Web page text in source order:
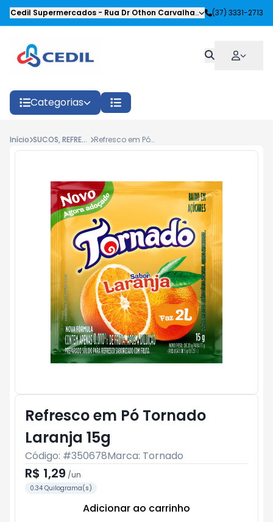
Cedil Supermercados- Rua Dr Othon Carvalhaes Siqueira,Oliveira
(37) 3331-2713
Categorias
Início SUCOS, REFRESCOS E REFRIGERANTES Refresco em Pó Tornado Laranja 15g
Refresco em Pó Tornado
Laranja 15g
Código: #350678Marca: Tornado
R$ 1,29 /un
0.34 Quilograma(s)
Adicionar ao carrinho